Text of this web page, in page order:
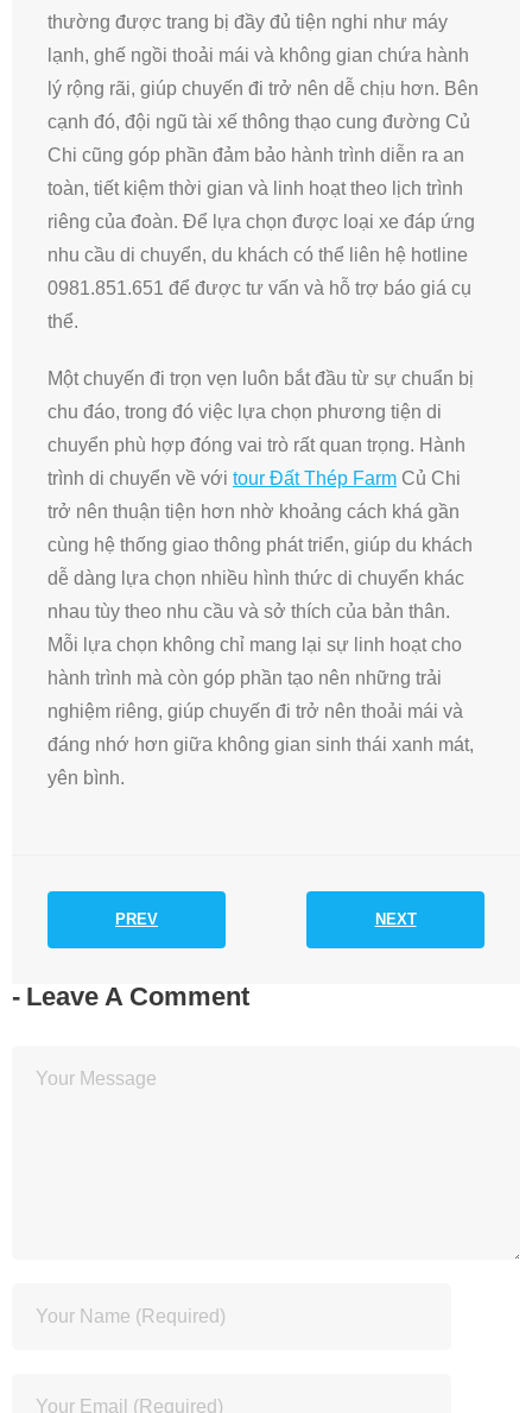
thường được trang bị đầy đủ tiện nghi như máy
lạnh, ghế ngồi thoải mái và không gian chứa hành
lý rộng rãi, giúp chuyến đi trở nên dễ chịu hơn. Bên
cạnh đó, đội ngũ tài xế thông thạo cung đường Củ
Chi cũng góp phần đảm bảo hành trình diễn ra an
toàn, tiết kiệm thời gian và linh hoạt theo lịch trình
riêng của đoàn. Để lựa chọn được loại xe đáp ứng
nhu cầu di chuyển, du khách có thể liên hệ hotline
0981.851.651 để được tư vấn và hỗ trợ báo giá cụ
thể.
Một chuyến đi trọn vẹn luôn bắt đầu từ sự chuẩn bị
chu đáo, trong đó việc lựa chọn phương tiện di
chuyển phù hợp đóng vai trò rất quan trọng. Hành
trình di chuyển về với tour Đất Thép Farm Củ Chi
trở nên thuận tiện hơn nhờ khoảng cách khá gần
cùng hệ thống giao thông phát triển, giúp du khách
dễ dàng lựa chọn nhiều hình thức di chuyển khác
nhau tùy theo nhu cầu và sở thích của bản thân.
Mỗi lựa chọn không chỉ mang lại sự linh hoạt cho
hành trình mà còn góp phần tạo nên những trải
nghiệm riêng, giúp chuyến đi trở nên thoải mái và
đáng nhớ hơn giữa không gian sinh thái xanh mát,
yên bình.
PREV NEXT
Leave A Comment